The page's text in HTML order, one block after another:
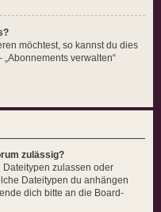
möchtest, so kannst du dies
verwalten“
zulässig?
zulassen oder
Dateitypen du anhängen
dich bitte an die Board-